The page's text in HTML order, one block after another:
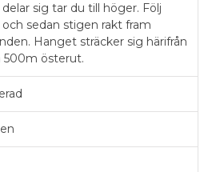
sig tar du till höger. Följ
sedan stigen rakt fram
Hanget sträcker sig härifrån
500m österut.